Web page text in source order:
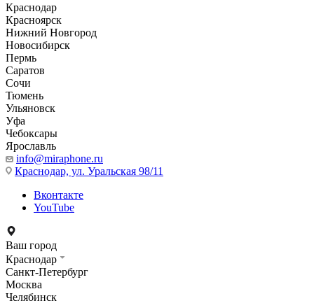
Краснодар
Красноярск
Нижний Новгород
Новосибирск
Пермь
Саратов
Сочи
Тюмень
Ульяновск
Уфа
Чебоксары
Ярославль
info@miraphone.ru
Краснодар, ул. Уральская 98/11
Вконтакте
YouTube
Ваш город
Краснодар
Санкт-Петербург
Москва
Челябинск